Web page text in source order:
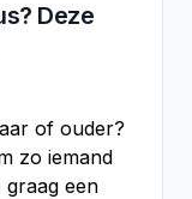
Deze
of ouder?
zo iemand
graag een